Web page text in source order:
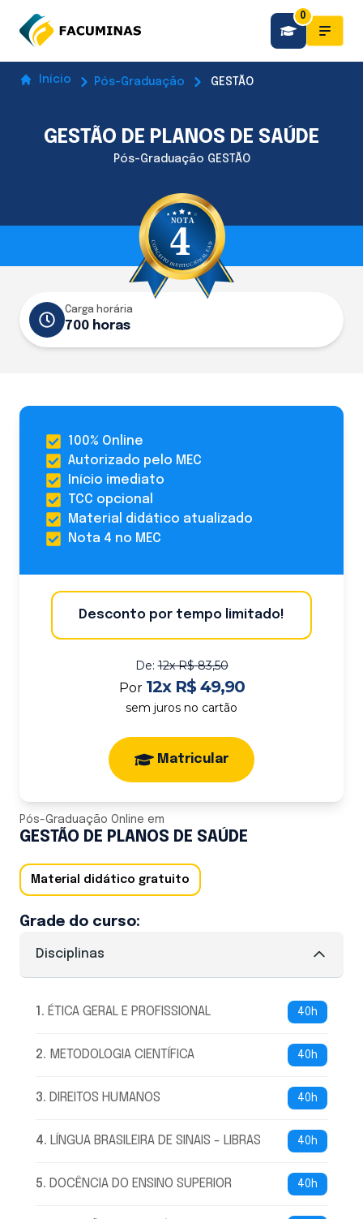
0
Início Pós-Graduação GESTÃO
GESTÃO DE PLANOS DE SAÚDE
Pós-Graduação GESTÃO
Carga horária
700 horas
Pós-Graduação Online em
GESTÃO DE PLANOS DE SAÚDE
Material didático gratuito
Grade do curso:
Disciplinas
1 . ÉTICA GERAL E PROFISSIONAL 40h
2. METODOLOGIA CIENTÍFICA 40h
3. DIREITOS HUMANOS 40h
4. LÍNGUA BRASILEIRA DE SINAIS - LIBRAS 40h
5. DOCÊNCIA DO ENSINO SUPERIOR 40h
100% Online
Autorizado pelo MEC
Início imediato
TCC opcional
Material didático atualizado
Nota 4 no MEC
Desconto por tempo limitado!
De:12x R$ 83,50
Por 12x R$ 49,90
sem juros no cartão
Matricular